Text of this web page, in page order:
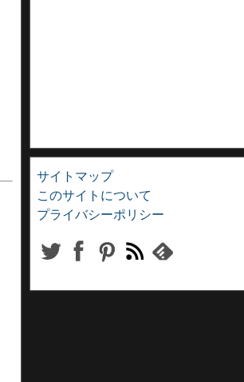
サイトマップ
このサイトについて
プライバシーポリシー